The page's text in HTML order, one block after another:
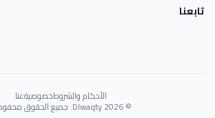
تابعنا
الأحكام والشروطخصوصيةعنا
© 2026 Dlwaqty. جميع الحقوق محفوظة.